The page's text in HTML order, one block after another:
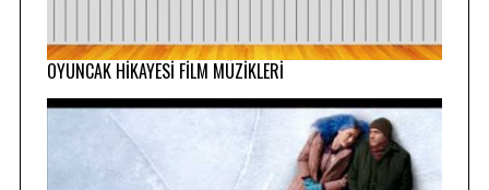
OYUNCAK HİKAYESİ FİLM MÜZİKLERİ